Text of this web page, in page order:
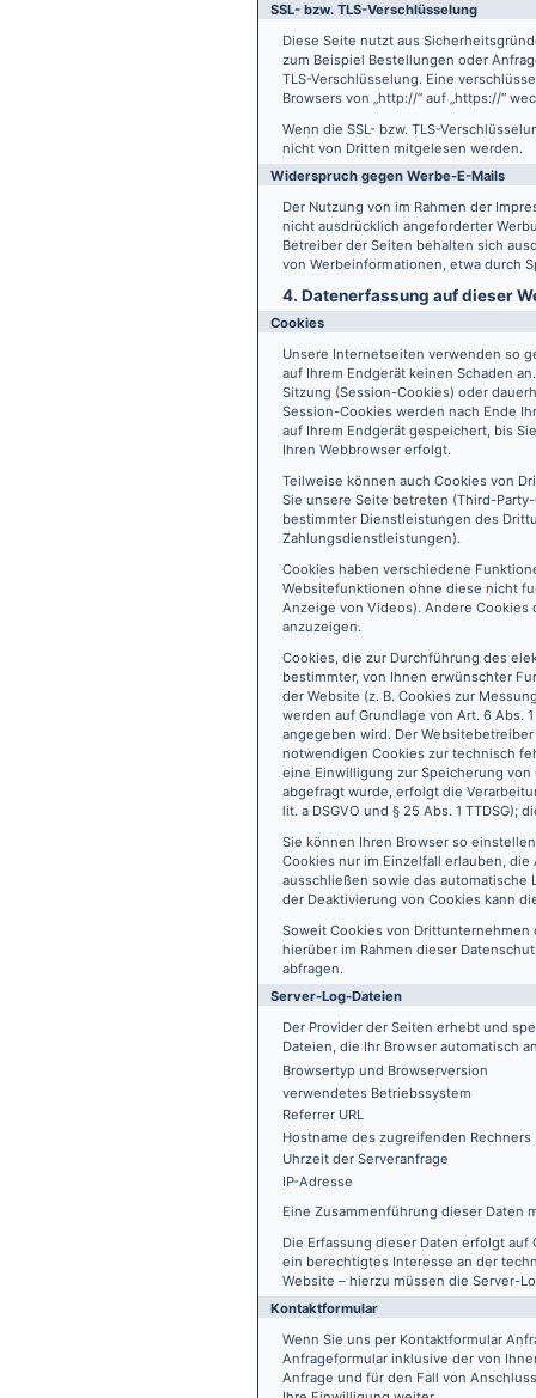
SSL- bzw. TLS-Verschlüsselung
Diese Seite nutzt aus
zum Beispiel Bestellungen oder
TLS-Verschlüsselung. Eine
Browsers von „http://“ auf „https://“
Wenn die SSL- bzw. TLS-
nicht von Dritten mitgelesen werden.
Widerspruch gegen Werbe-E-Mails
Der Nutzung von im Rahmen der
nicht ausdrücklich angeforderter
Betreiber der Seiten behalten sich
von Werbeinformationen, etwa durch
4. Datenerfassung auf dieser
Cookies
Unsere Internetseiten verwenden so
auf Ihrem Endgerät keinen Schaden
Sitzung (Session-Cookies) oder
Session-Cookies werden nach Ende
auf Ihrem Endgerät gespeichert, bis
Ihren Webbrowser erfolgt.
Teilweise können auch Cookies von
Sie unsere Seite betreten (Third-
bestimmter Dienstleistungen des
Zahlungsdienstleistungen).
Cookies haben verschiedene
Websitefunktionen ohne diese nicht
Anzeige von Videos). Andere
anzuzeigen.
Cookies, die zur Durchführung des
bestimmter, von Ihnen erwünschter
der Website (z. B. Cookies zur
werden auf Grundlage von Art. 6 Abs.
angegeben wird. Der
notwendigen Cookies zur technisch
eine Einwilligung zur Speicherung
abgefragt wurde, erfolgt die
lit. a DSGVO und § 25 Abs. 1
Sie können Ihren Browser so
Cookies nur im Einzelfall erlauben,
ausschließen sowie das automatische
der Deaktivierung von Cookies kann
Soweit Cookies von
hierüber im Rahmen dieser
abfragen.
Server-Log-Dateien
Der Provider der Seiten erhebt und
Dateien, die Ihr Browser automatisch
Browsertyp und Browserversion
verwendetes Betriebssystem
Referrer URL
Hostname des zugreifenden Rechners
Uhrzeit der Serveranfrage
IP-Adresse
Eine Zusammenführung dieser Daten
Die Erfassung dieser Daten erfolgt auf
ein berechtigtes Interesse an der
Website – hierzu müssen die Server-
Kontaktformular
Wenn Sie uns per Kontaktformular
Anfrageformular inklusive der von
Anfrage und für den Fall von